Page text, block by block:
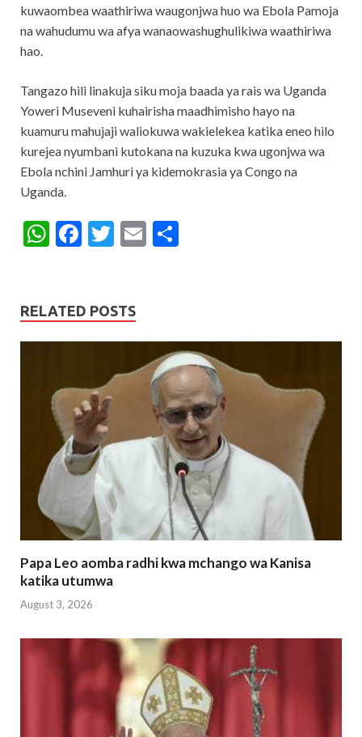
kuwaombea waathiriwa waugonjwa huo wa Ebola Pamoja
na wahudumu wa afya wanaowashughulikiwa waathiriwa
hao.
Tangazo hili linakuja siku moja baada ya rais wa Uganda
Yoweri Museveni kuhairisha maadhimisho hayo na
kuamuru mahujaji waliokuwa wakielekea katika eneo hilo
kurejea nyumbani kutokana na kuzuka kwa ugonjwa wa
Ebola nchini Jamhuri ya kidemokrasia ya Congo na
Uganda.
W
s
A
p
F
b
o
k
T
er
E
RELATED POSTS
Papa Leo aomba radhi kwa mchango wa Kanisa
katika utumwa
August 3, 2026